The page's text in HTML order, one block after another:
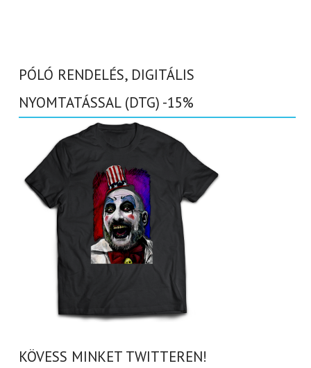
PÓLÓ RENDELÉS, DIGITÁLIS
NYOMTATÁSSAL (DTG) -15%
KÖVESS MINKET TWITTEREN!